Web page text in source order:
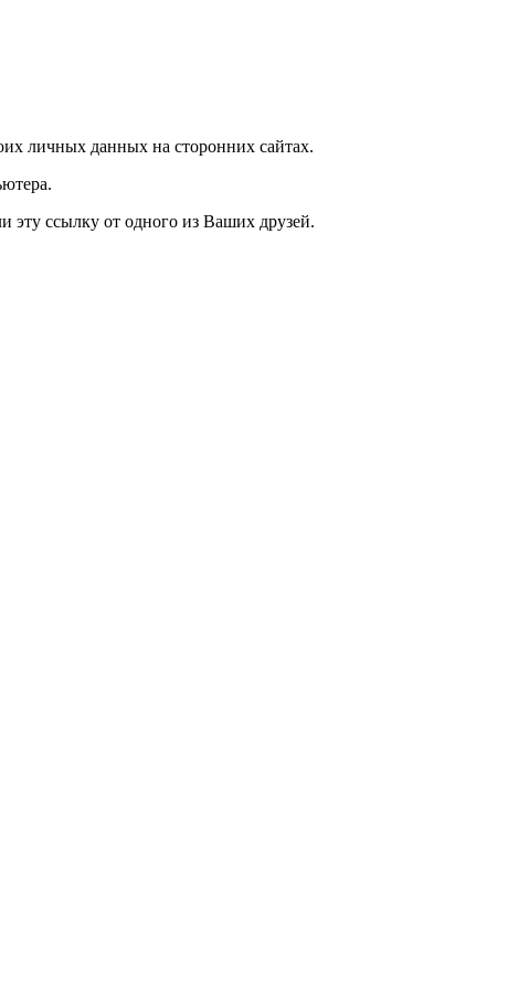
личных данных на сторонних сайтах.
эту ссылку от одного из Ваших друзей.